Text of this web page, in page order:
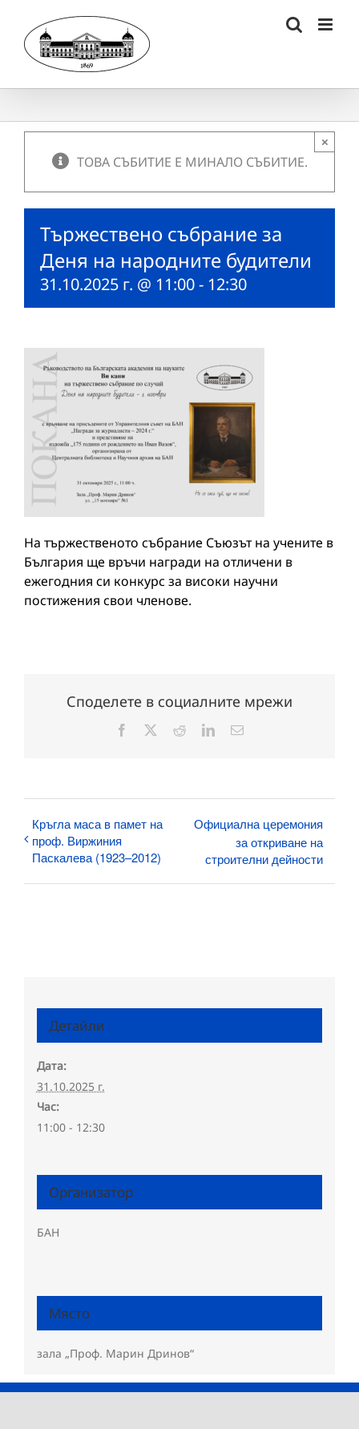
content
ТОВА СЪБИТИЕ Е МИНАЛО СЪБИТИЕ.
×
Тържествено събрание за
Деня на народните будители
31.10.2025 г. @ 11:00- 12:30
На тържественото събрание Съюзът на учените в
България ще връчи награди на отличени в
ежегодния си конкурс за високи научни
постижения свои членове.
Споделете в социалните мрежи
Facebook RedditLinkedInЕлектронна
Кръгла маса в памет на
проф. Виржиния
Паскалева (1923–2012)
Официална церемония
за откриване на
строителни дейности
Детайли
Дата:
31.10.2025 г.
Час:
11:00 - 12:30
Организатор
БАН
Място
зала „Проф. Марин Дринов“